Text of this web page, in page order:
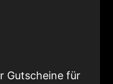
Gutscheine für